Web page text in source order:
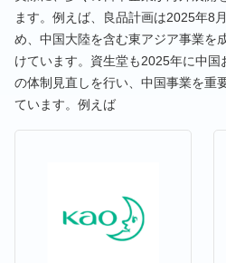
ます。例えば、良品計画は2025年8
め、中国大陸を含む東アジア事業を
けています。資生堂も2025年に中
の体制見直しを行い、中国事業を重
ています。例えば